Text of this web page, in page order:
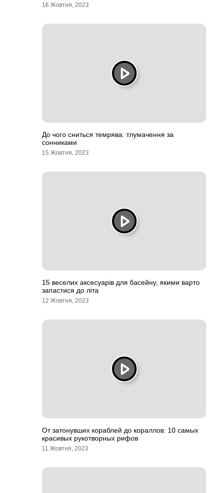
16 Жовтня, 2023
До чого сниться темрява: тлумачення за
сонниками
15 Жовтня, 2023
15 веселих аксесуарів для басейну, якими варто
запастися до літа
12 Жовтня, 2023
От затонувших кораблей до кораллов: 10 самых
красивых рукотворных рифов
11 Жовтня, 2023